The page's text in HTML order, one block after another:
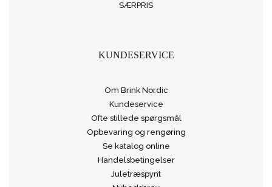
SÆRPRIS
KUNDESERVICE
Om Brink Nordic
Kundeservice
Ofte stillede spørgsmål
Opbevaring og rengøring
Se katalog online
Handelsbetingelser
Juletræspynt